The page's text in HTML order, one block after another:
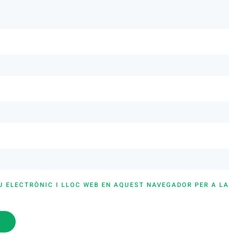
ELECTRÒNIC I LLOC WEB EN AQUEST NAVEGADOR PER A